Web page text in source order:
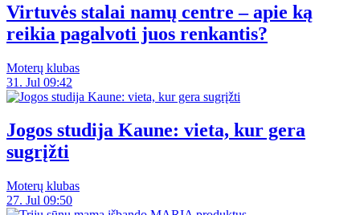
Virtuvės stalai namų centre – apie ką
reikia pagalvoti juos renkantis?
Moterų klubas
31. Jul 09:42
Jogos studija Kaune: vieta, kur gera
sugrįžti
Moterų klubas
27. Jul 09:50